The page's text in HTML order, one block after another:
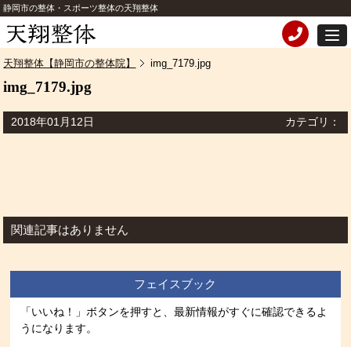
静岡市の整体・スポーツ整体の天翔整体
天翔整体【静岡市の整体院】 img_7179.jpg
img_7179.jpg
2018年01月12日 カテゴリ：
関連記事はありません
フェイスブック
「いいね！」ボタンを押すと、最新情報がすぐに確認できるよ
うになります。